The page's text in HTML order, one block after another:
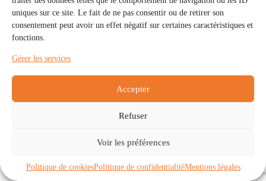
uniques sur ce site. Le fait de ne pas consentir ou de retirer son
consentement peut avoir un effet négatif sur certaines caractéristiques et
fonctions.
Gérer les services
Accepter
Refuser
Voir les préférences
Politique de cookiesPolitique de confidentialitéMentions légales
Communautés
À propos
Politique de cookies (UE)